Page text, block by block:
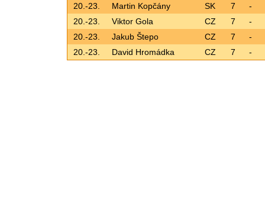
20.-23.
Martin Kopčány SK 7
-
20.-23.
Viktor Gola CZ 7
-
20.-23.
Jakub Štepo CZ 7
-
20.-23.
David Hromádka CZ 7 -